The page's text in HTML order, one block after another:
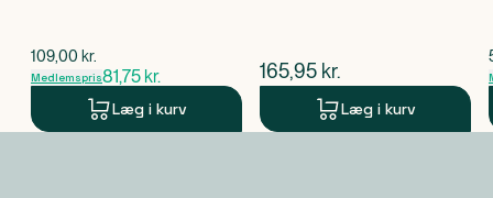
$gammel pris
109,00 kr.
Medlemspris81,75 kr.
Læg i kurv
$nuværende pris
165,95 kr.
Læg i kurv